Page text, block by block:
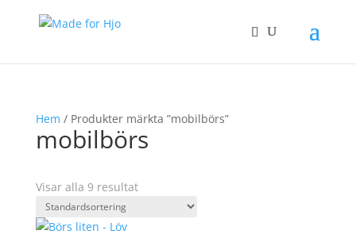
Hem / Produkter märkta ”mobilbörs”
mobilbörs
Visar alla 9 resultat